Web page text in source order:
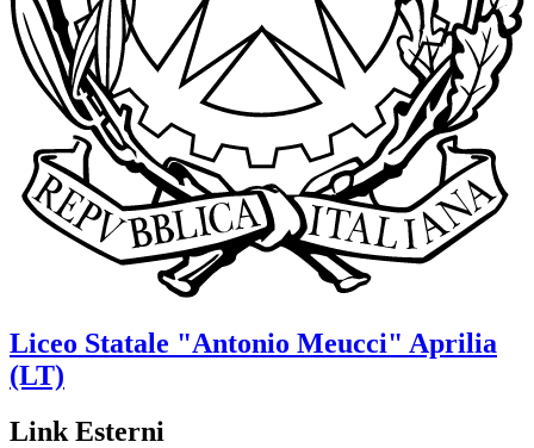
Liceo Statale "Antonio Meucci" Aprilia
(LT)
Link Esterni